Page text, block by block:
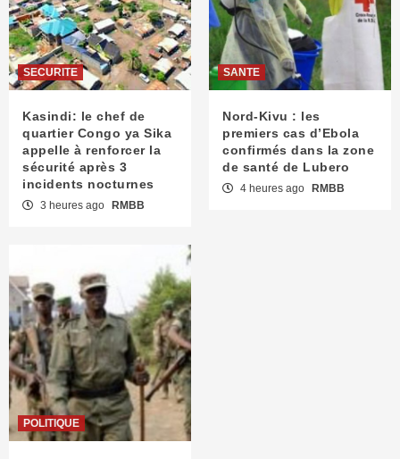
SECURITE
Kasindi: le chef de
quartier Congo ya Sika
appelle à renforcer la
sécurité après 3
incidents nocturnes
3 heures ago RMBB
SANTE
Nord-Kivu : les
premiers cas d’Ebola
confirmés dans la zone
de santé de Lubero
4 heures ago RMBB
POLITIQUE